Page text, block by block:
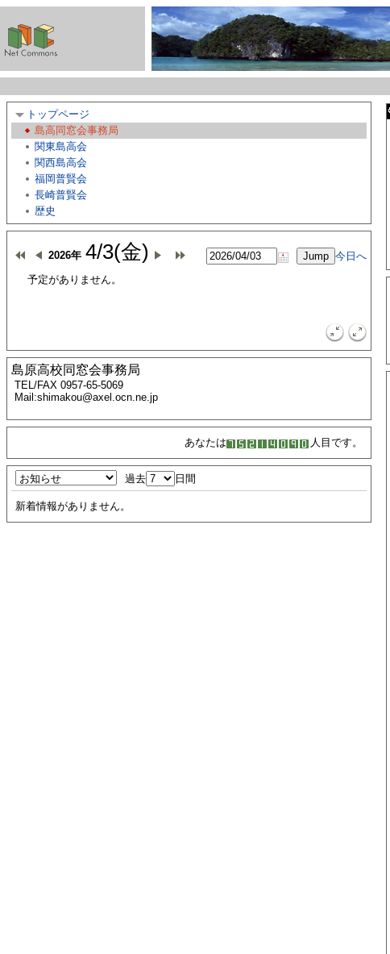
トップページ
島高同窓会事務局
関東島高会
関西島高会
福岡普賢会
長崎普賢会
歴史
2026年 4/3(金)
今日へ
予定がありません。
島原高校同窓会事務局
TEL/FAX 0957-65-5069
Mail:shimakou@axel.ocn.ne.jp
あなたは 人目です。
過去 日間
新着情報がありません。